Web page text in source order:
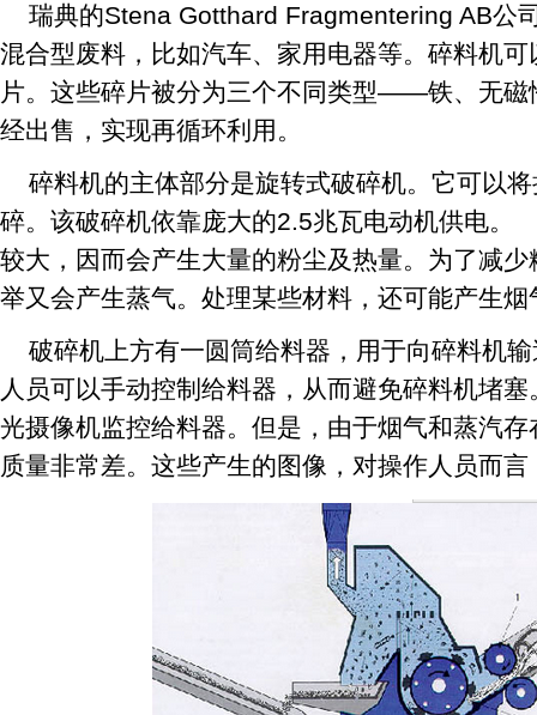
瑞典的Stena Gotthard Fragmentering AB公
混合型废料，比如汽车、家用电器等。碎料机
片。这些碎片被分为三个不同类型——铁、无磁
经出售，实现再循环利用。
碎料机的主体部分是旋转式破碎机。它可以
碎。该破碎机依靠庞大的2.5兆瓦电动机供电
较大，因而会产生大量的粉尘及热量。为了减
举又会产生蒸气。处理某些材料，还可能产生烟
破碎机上方有一圆筒给料器，用于向碎料机
人员可以手动控制给料器，从而避免碎料机堵
光摄像机监控给料器。但是，由于烟气和蒸汽
质量非常差。这些产生的图像，对操作人员而